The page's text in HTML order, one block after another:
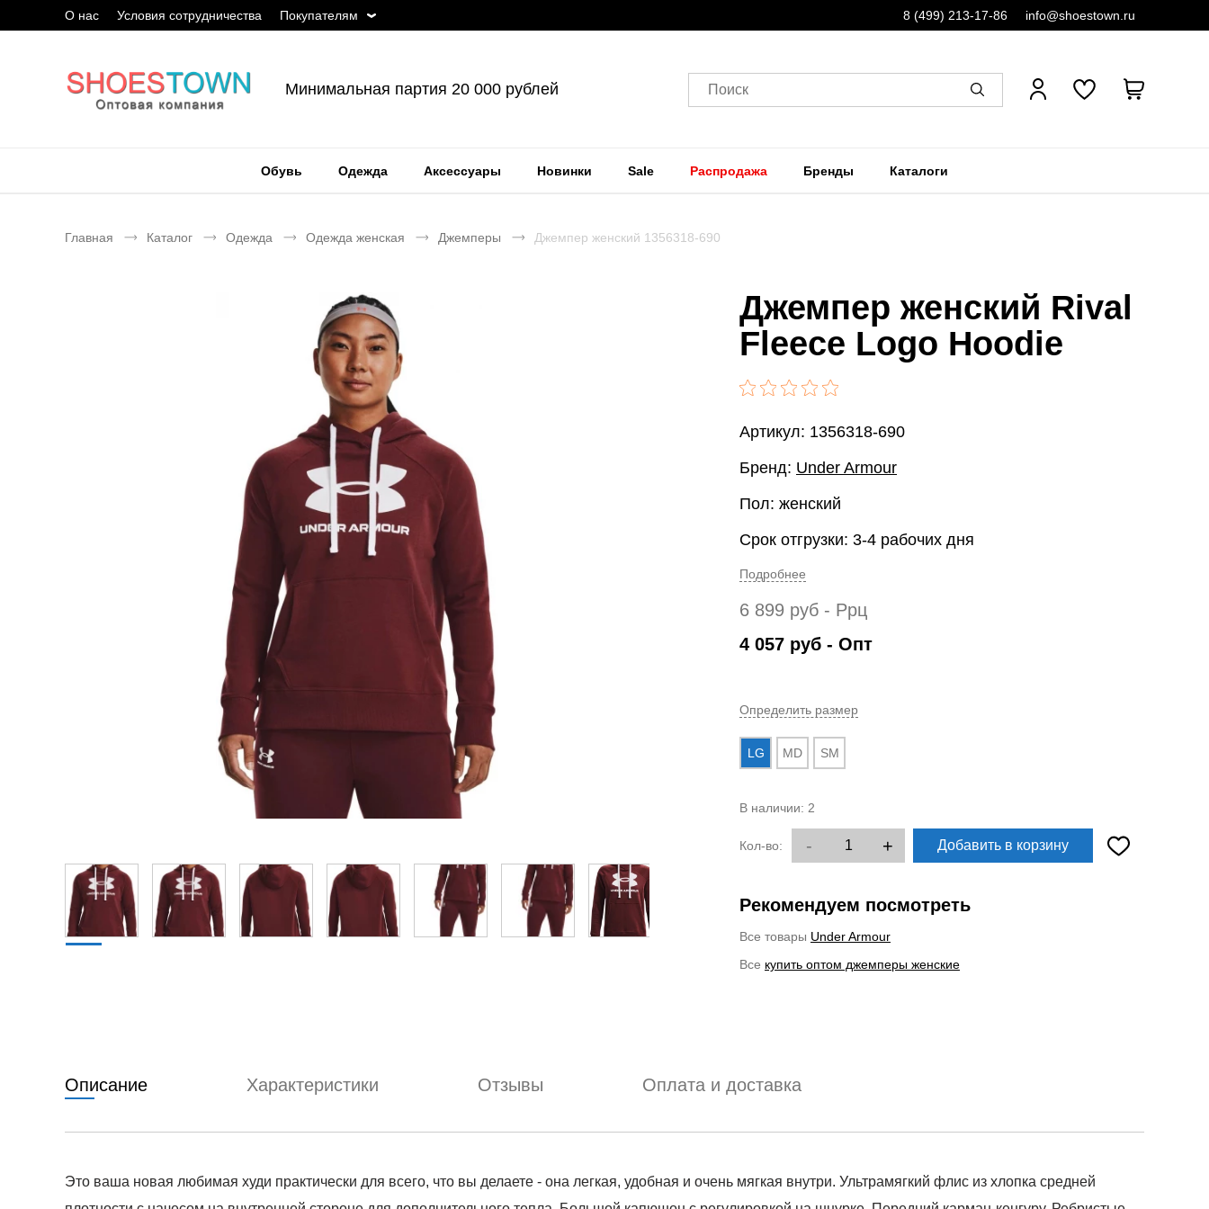
О нас Условия сотрудничества Покупателям 8 (499) 213-17-86 info@shoestown.ru
Минимальная партия 20 000 рублей Поиск
Обувь Одежда Аксессуары Новинки Sale Распродажа Бренды Каталоги
Главная Каталог Одежда Одежда женская Джемперы Джемпер женский 1356318-690
Джемпер женский Rival
Fleece Logo Hoodie
Артикул: 1356318-690
Бренд: Under Armour
Пол: женский
Срок отгрузки: 3-4 рабочих дня
Подробнее
6 899 руб - Ррц
4 057 руб - Опт
Определить размер
LG MD SM
В наличии: 2
Кол-во: - + Добавить в корзину
Рекомендуем посмотреть
Все товары Under Armour
Все купить оптом джемперы женские
Описание Характеристики Отзывы Оплата и доставка
Это ваша новая любимая худи практически для всего, что вы делаете - она легкая, удобная и очень мягкая внутри. Ультрамягкий флис из хлопка средней